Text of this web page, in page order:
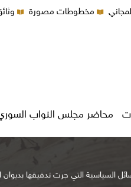
مخطوطات مصورة
محاضر مجلس النواب
السياسية التي جرت تدقيقها بديوان